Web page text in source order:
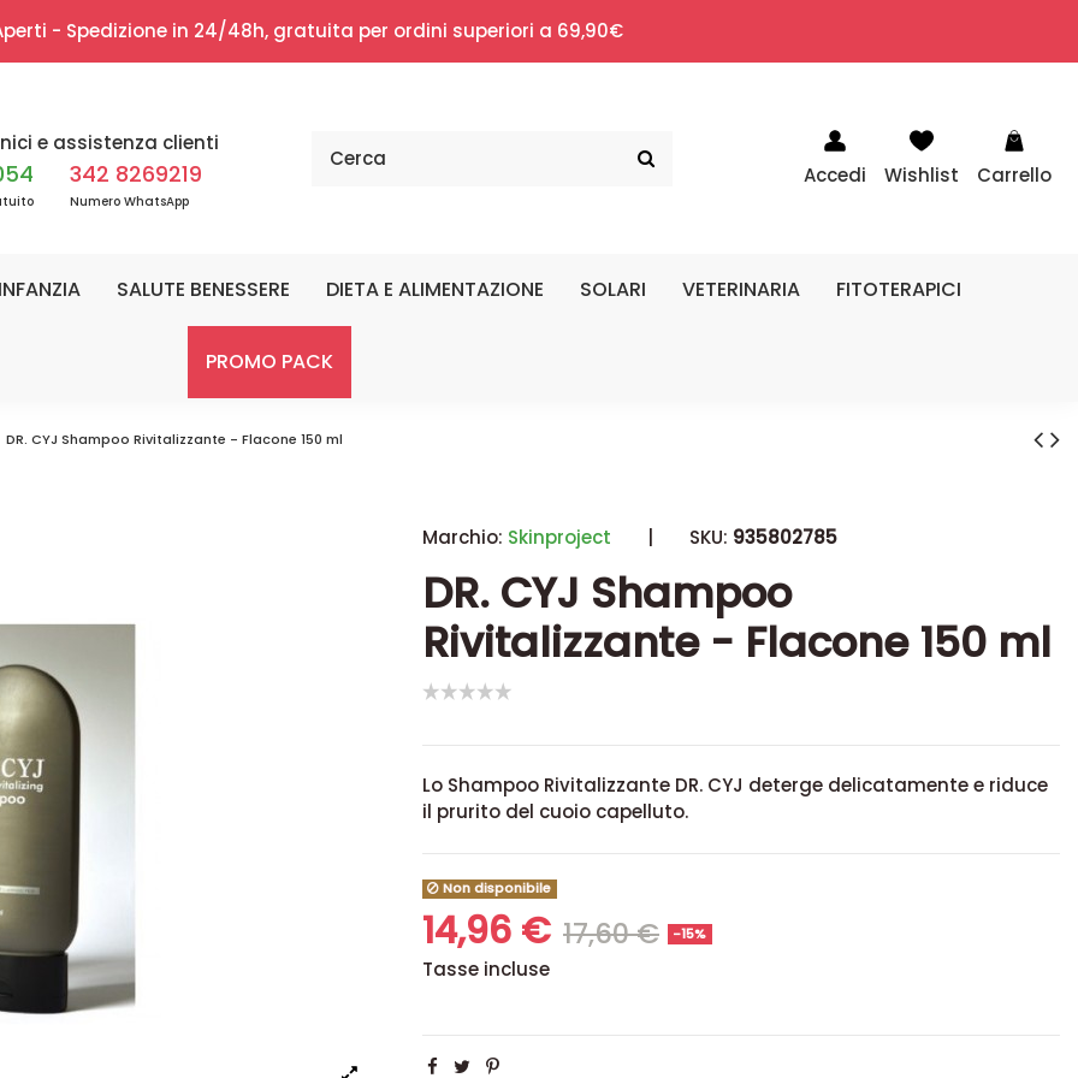
- Spedizione in 24/48h, gratuita per ordini superiori a 69,90€
e assistenza clienti
342 8269219
Numero WhatsApp
Accedi Wishlist Carrello
SALUTE BENESSERE DIETA E ALIMENTAZIONE SOLARI VETERINARIA FITOTERAPICI
PROMO PACK
DR. CYJ Shampoo Rivitalizzante - Flacone 150 ml
Marchio: Skinproject | SKU: 935802785
DR. CYJ Shampoo
Rivitalizzante - Flacone 150 ml
Lo Shampoo Rivitalizzante DR. CYJ deterge delicatamente e riduce
il prurito del cuoio capelluto.
Non disponibile
14,96 € 17,60 € -15%
Tasse incluse